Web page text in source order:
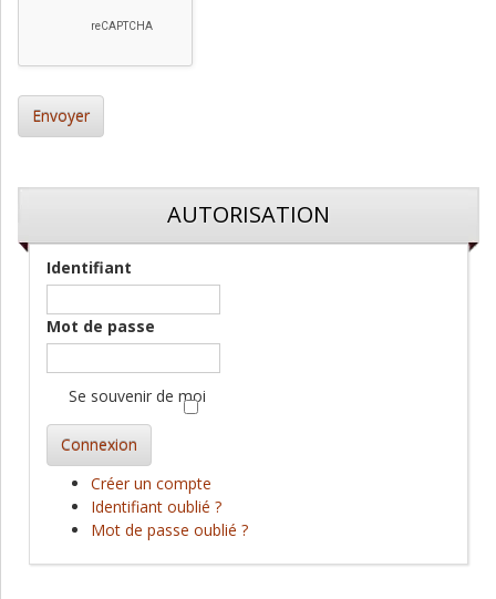
Envoyer
AUTORISATION
Identifiant
Mot de passe
Se souvenir de moi
Connexion
Créer un compte
Identifiant oublié ?
Mot de passe oublié ?